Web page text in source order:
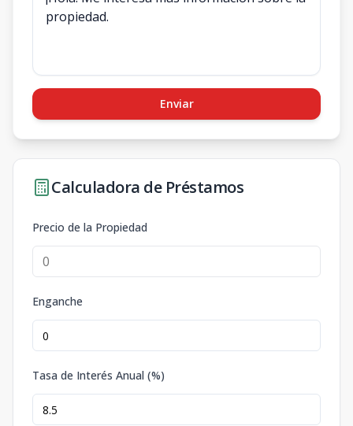
Enviar
Calculadora de Préstamos
Precio de la Propiedad
Enganche
Tasa de Interés Anual (%)